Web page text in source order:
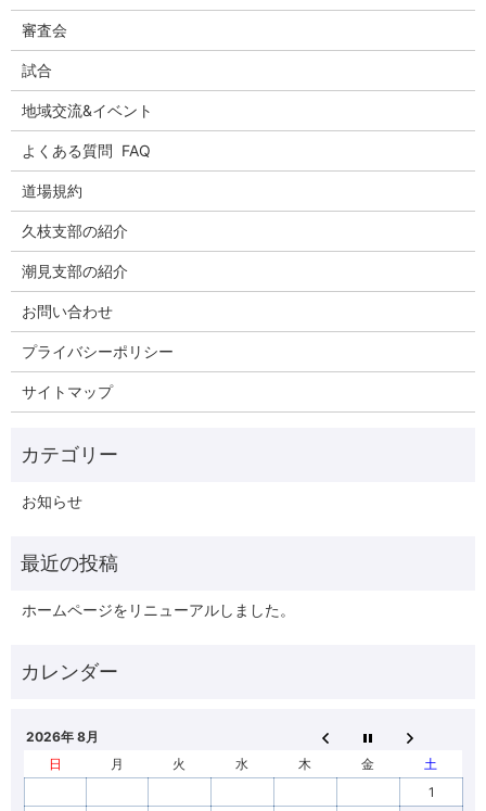
審査会
試合
地域交流&イベント
よくある質問 FAQ
道場規約
久枝支部の紹介
潮見支部の紹介
お問い合わせ
プライバシーポリシー
サイトマップ
お知らせ
ホームページをリニューアルしました。
2026年 8月
日
月 火 水 木 金
土
1